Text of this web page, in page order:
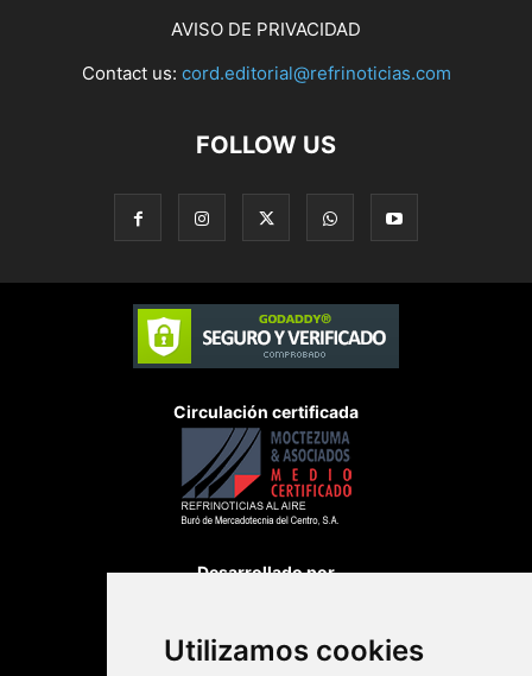
Utilizamos cookies
AVISO DE PRIVACIDAD
Contact us: cord.editorial@refrinoticias.com
FOLLOW US
Circulación certificada
Desarrollado por